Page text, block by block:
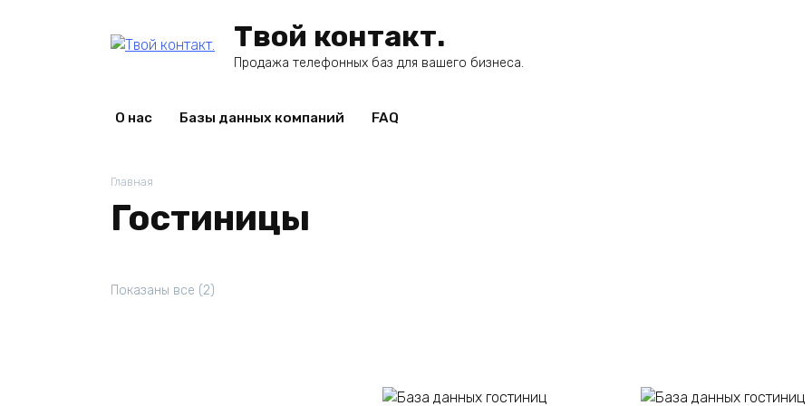
Твой контакт.
Продажа телефонных баз для вашего бизнеса.
О нас Базы данных компаний FAQ
Главная
Гостиницы
Показаны все (2)